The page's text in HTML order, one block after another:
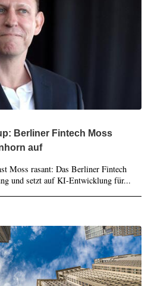
Berliner Fintech Moss
auf
Moss rasant: Das Berliner Fintech
und setzt auf KI-Entwicklung für...